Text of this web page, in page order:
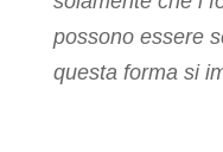
possono essere
questa forma si